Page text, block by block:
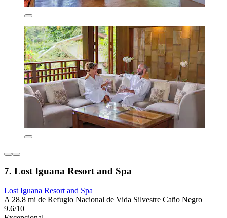
7. Lost Iguana Resort and Spa
Lost Iguana Resort and Spa
A 28.8 mi de Refugio Nacional de Vida Silvestre Caño Negro
9.6/10